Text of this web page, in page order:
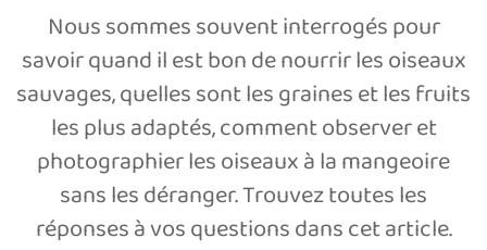
Nous sommes souvent interrogés pour
savoir quand il est bon de nourrir les oiseaux
sauvages, quelles sont les graines et les fruits
les plus adaptés, comment observer et
photographier les oiseaux à la mangeoire
sans les déranger. Trouvez toutes les
réponses à vos questions dans cet article.